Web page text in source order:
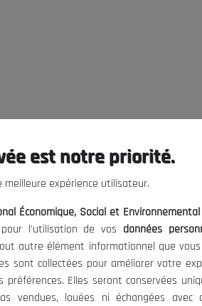
utiles
Légales
d'Utilisation
de Protection des Données
des Cookies
est notre priorité.
expérience utilisateur.
Économique, Social et Environnemental
l'utilisation de vos données
autre élément informationnel que
sont collectées pour améliorer votre
Elles seront conservées
vendues, louées ni échangées